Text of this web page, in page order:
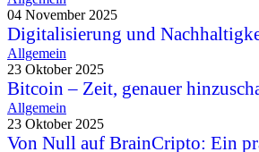
04 November 2025
Digitalisierung und
Allgemein
23 Oktober 2025
Bitcoin – Zeit, genauer
Allgemein
23 Oktober 2025
Von Null auf BrainCripto: Ein